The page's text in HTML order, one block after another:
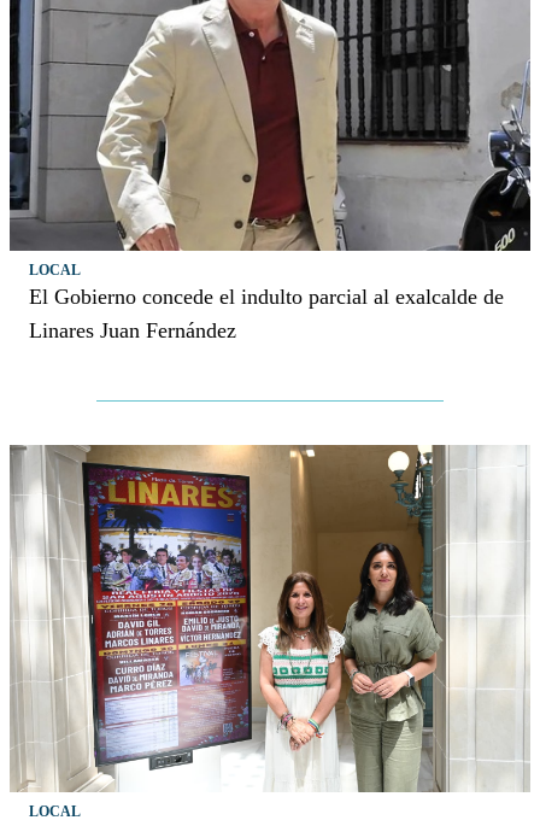
LOCAL
El Gobierno concede el indulto parcial al exalcalde de
Linares Juan Fernández
LOCAL